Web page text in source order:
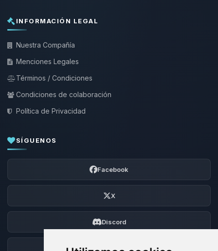
INFORMACIÓN LEGAL
Nuestra Compañía
Menciones Legales
Términos / Condiciones
Condiciones de colaboración
Política de Privacidad
SÍGUENOS
Facebook
X
Discord
Foro